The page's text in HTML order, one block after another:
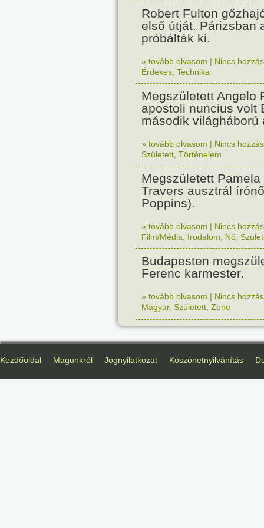
Robert Fulton
első útját. Párizsban
próbálták ki.
» tovább olvasom | Nincs
Érdekes Technika
Megszületett Angelo
apostoli nuncius volt
második világháború
» tovább olvasom | Nincs
Született Történelem
Megszületett Pamela
Travers ausztrál
Poppins).
» tovább olvasom | Nincs
Film/Média
Irodalom Nő
Budapesten
Ferenc karmester.
» tovább olvasom | Nincs
Magyar, Született Zene
Kezdőoldal Magunkról Jognyilatkozat Köszönetnyilvánítás